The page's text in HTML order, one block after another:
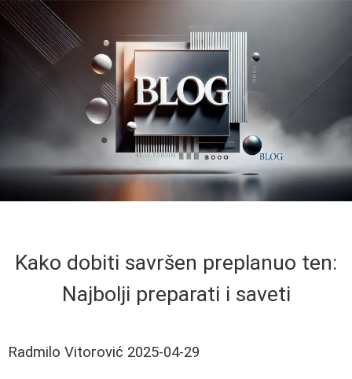
Kako dobiti savršen preplanuo ten:
Najbolji preparati i saveti
Radmilo Vitorović 2025-04-29